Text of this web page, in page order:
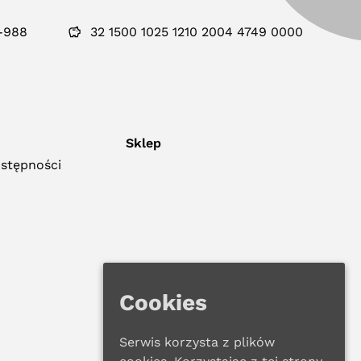
988 32 1500 1025 1210 2004 4749 0000
Sklep
Cookies
Serwis korzysta z plików